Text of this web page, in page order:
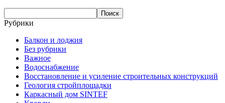
Рубрики
Балкон и лоджия
Без рубрики
Важное
Водоснабжение
Восстановление и усиление строительных конструкций
Геология стройплощадки
Каркасный дом SINTEF